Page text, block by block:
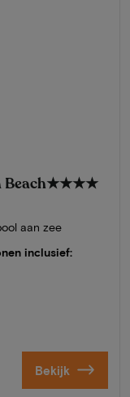
★★★★
aan zee
inclusief:
Bekijk